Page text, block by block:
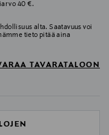
40 €.
alta. Saatavuus voi
tieto pitää aina
TAVARATALOON